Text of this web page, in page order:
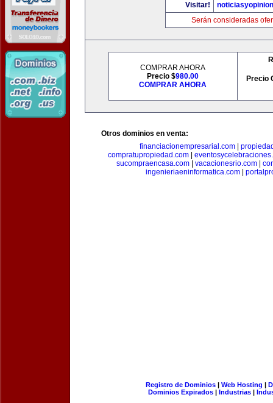
Visitar!
Serán consideradas
COMPRAR AHORA
Precio $980.00
COMPRAR AHORA
Precio
Otros dominios en venta:
financiacionempresarial.com
compratupropiedad.com
sucompraencasa.com| vacacionesrio.com|
ingenieriaeninformatica.com|
Registro de Dominios| Web Hosting |
Dominios Expirados | Industrias |